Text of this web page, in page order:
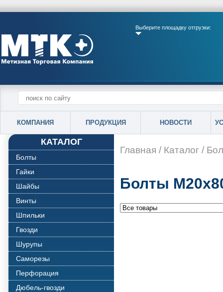
Выберите площадку отгрузки:
КОМПАНИЯ ПРОДУКЦИЯ НОВОСТИ
КАТАЛОГ
Болты
Гайки
Шайбы
Винты
Шпильки
Гвозди
Шурупы
Саморезы
Перфорация
Дюбель-гвозди
Главная / Каталог /
Болты